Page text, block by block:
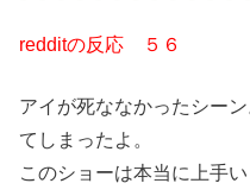
redditの反応 ５６
アイが死ななかったシー
てしまったよ。
このショーは本当に上手い